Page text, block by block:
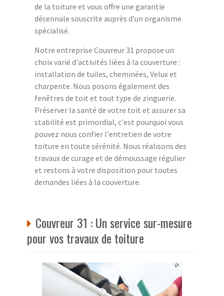
de la toiture et vous offre une garantie
décennale souscrite auprès d’un organisme
spécialisé.
Notre entreprise Couvreur 31 propose un
choix varié d'activités liées à la couverture :
installation de tuiles, cheminées, Velux et
charpente. Nous posons également des
fenêtres de toit et tout type de zinguerie.
Préserver la santé de votre toit et assurer sa
stabilité est primordial, c'est pourquoi vous
pouvez nous confier l'entretien de votre
toiture en toute sérénité. Nous réalisons des
travaux de curage et de démoussage régulier
et restons à votre disposition pour toutes
demandes liées à la couverture.
Couvreur 31 : Un service sur-mesure
pour vos travaux de toiture